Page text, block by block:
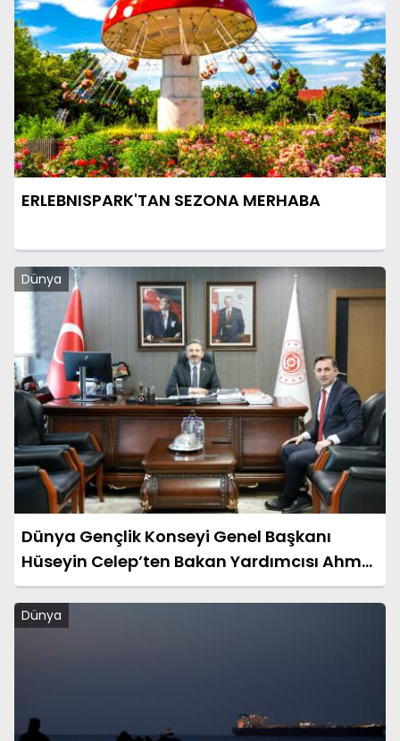
ERLEBNISPARK'TAN SEZONA MERHABA
Dünya
Dünya Gençlik Konseyi Genel Başkanı
Hüseyin Celep’ten Bakan Yardımcısı Ahmet
Aydın’a Ziyaret
Dünya